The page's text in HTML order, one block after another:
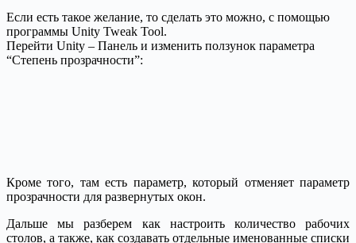
Если есть такое желание, то сделать это можно, с помощью
программы Unity Tweak Tool.
Перейти Unity – Панель и изменить ползунок параметра
“Степень прозрачности”:
Кроме того, там есть параметр, который отменяет параметр
прозрачности для развернутых окон.
Дальше мы разберем как настроить количество рабочих
столов, а также, как создавать отдельные именованные списки